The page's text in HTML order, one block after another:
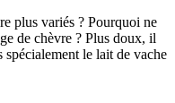
plus variés ? Pourquoi ne
de chèvre ? Plus doux, il
spécialement le lait de vache